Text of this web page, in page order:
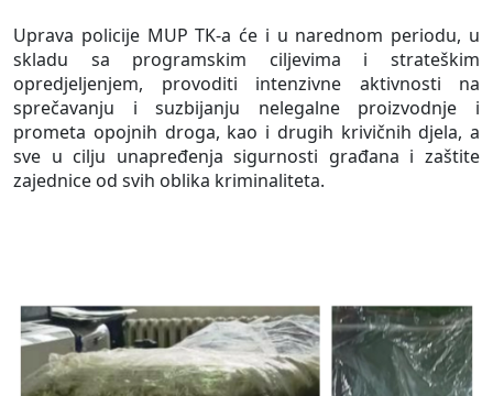
Uprava policije MUP TK-a će i u narednom periodu, u
skladu sa programskim ciljevima i strateškim
opredjeljenjem, provoditi intenzivne aktivnosti na
sprečavanju i suzbijanju nelegalne proizvodnje i
prometa opojnih droga, kao i drugih krivičnih djela, a
sve u cilju unapređenja sigurnosti građana i zaštite
zajednice od svih oblika kriminaliteta.